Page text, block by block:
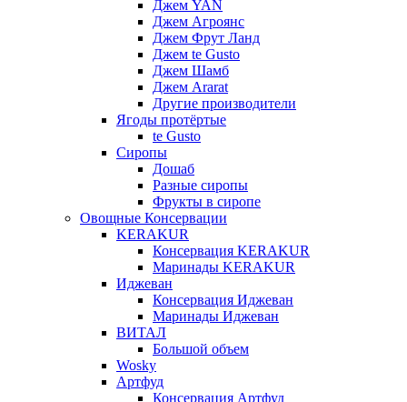
Джем YAN
Джем Агроянс
Джем Фрут Ланд
Джем te Gusto
Джем Шамб
Джем Ararat
Другие производители
Ягоды протёртые
te Gusto
Сиропы
Дошаб
Разные сиропы
Фрукты в сиропе
Овощные Консервации
KERAKUR
Консервация KERAKUR
Маринады KERAKUR
Иджеван
Консервация Иджеван
Маринады Иджеван
ВИТАЛ
Большой объем
Wosky
Артфуд
Консервация Артфуд